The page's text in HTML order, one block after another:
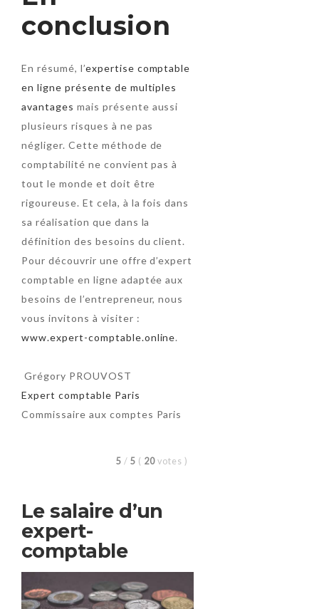
conclusion
En résumé, l’expertise comptable
en ligne présente de multiples
avantages mais présente aussi
plusieurs risques à ne pas
négliger. Cette méthode de
comptabilité ne convient pas à
tout le monde et doit être
rigoureuse. Et cela, à la fois dans
sa réalisation que dans la
définition des besoins du client.
Pour découvrir une offre d’expert
comptable en ligne adaptée aux
besoins de l’entrepreneur, nous
vous invitons à visiter :
www.expert-comptable.online.
Grégory PROUVOST
Expert comptable Paris
Commissaire aux comptes Paris
5 / 5 ( 20 votes)
Le salaire d’un
expert-
comptable